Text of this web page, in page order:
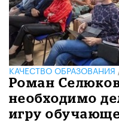
КАЧЕСТВО ОБРАЗОВАНИЯ
Роман
необходимо
игру